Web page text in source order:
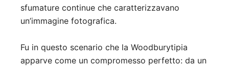
sfumature continue che caratterizzavano
un’immagine fotografica.
Fu in questo scenario che la Woodburytipia
apparve come un compromesso perfetto: da un